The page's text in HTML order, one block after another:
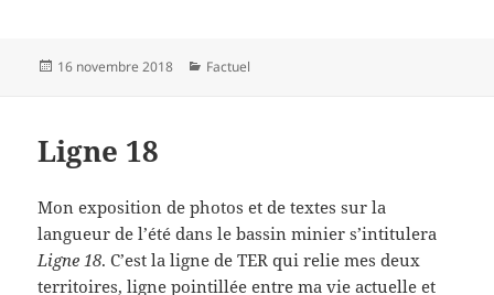
Publié
16 novembre 2018 Catégories
Factuel
Ligne 18
Mon exposition de photos et de textes sur la
langueur de l’été dans le bassin minier s’intitulera
Ligne 18. C’est la ligne de TER qui relie mes deux
territoires, ligne pointillée entre ma vie actuelle et